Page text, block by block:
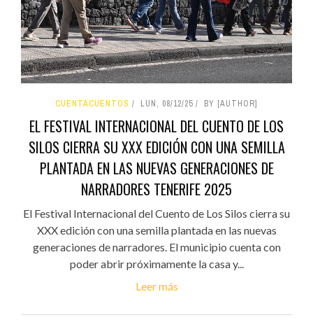
CUENTACUENTOS LUN, 08/12/25 BY [AUTHOR]
EL FESTIVAL INTERNACIONAL DEL CUENTO DE LOS
SILOS CIERRA SU XXX EDICIÓN CON UNA SEMILLA
PLANTADA EN LAS NUEVAS GENERACIONES DE
NARRADORES TENERIFE 2025
El Festival Internacional del Cuento de Los Silos cierra su
XXX edición con una semilla plantada en las nuevas
generaciones de narradores. El municipio cuenta con
poder abrir próximamente la casa y...
Leer más